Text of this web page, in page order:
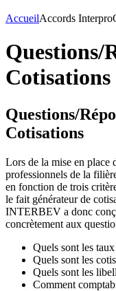
AccueilAccords Interpro
Questions/
Cotisations
Questions/
Cotisations
Lors de la mise en place
professionnels de la
en fonction de trois
le fait générateur de
INTERBEV a donc
concrètement aux
Quels sont les
Quels sont les
Quels sont les
Comment